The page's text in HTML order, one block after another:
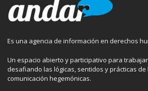
Es una agencia de información en derechos
Un espacio abierto y participativo para
desafiando las lógicas, sentidos y prácticas
comunicación hegemónicas.